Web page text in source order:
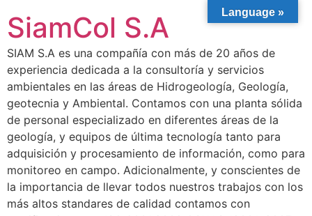
SiamCol S.A
SIAM S.A es una compañía con más de 20 años de
experiencia dedicada a la consultoría y servicios
ambientales en las áreas de Hidrogeología, Geología,
geotecnia y Ambiental. Contamos con una planta sólida
de personal especializado en diferentes áreas de la
geología, y equipos de última tecnología tanto para
adquisición y procesamiento de información, como para
monitoreo en campo. Adicionalmente, y conscientes de
la importancia de llevar todos nuestros trabajos con los
más altos standares de calidad contamos con
Language »